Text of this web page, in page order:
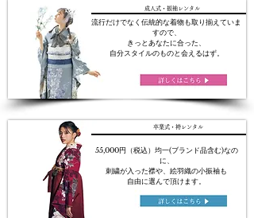
成人式・振袖レンタル
流行だけでなく伝統的な着物も取り揃えていま
すので、
きっとあなたに合った、
自分スタイルのものと会えるはず。
卒業式・袴レンタル
55,000円（税込）均一(ブランド品含む)なの
に、
刺繍が入った襟や、絵羽織の小振袖も
自由に選んで頂けます。